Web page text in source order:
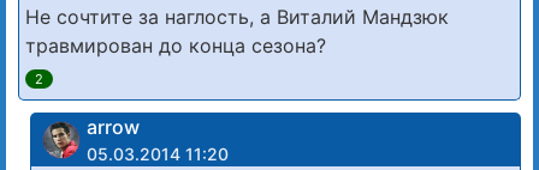
Не сочтите за наглость, а Виталий Мандзюк
травмирован до конца сезона?
2
arrow
05.03.2014 11:20